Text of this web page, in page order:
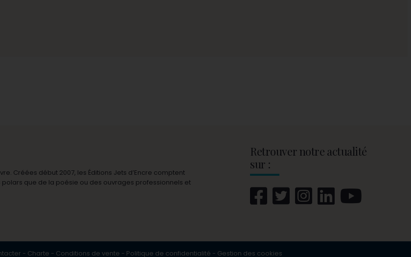
Créées début 2007, les Éditions Jets d’Encre comptent
que de la poésie ou des ouvrages professionnels et
Retrouver notre actualité
sur :
- Charte - Conditions de vente - Politique de confidentialité - Gestion des cookies